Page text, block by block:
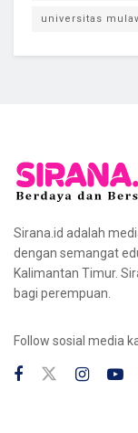
universitas
Sirana.id adalah
dengan semangat
Kalimantan Timur.
bagi perempuan.
Follow sosial media